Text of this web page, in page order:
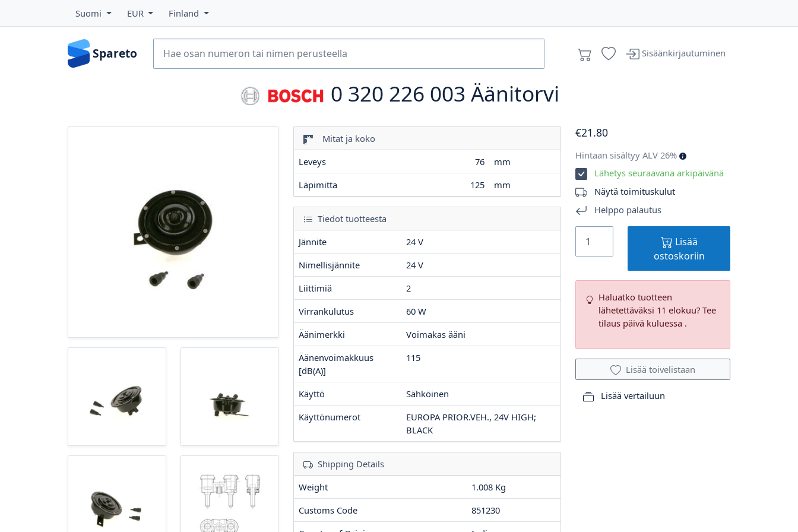
Suomi EUR Finland
Spareto Sisäänkirjautuminen
0 320 226 003 Äänitorvi
Mitat ja koko
Leveys
76
mm
Läpimitta
125 mm
Tiedot tuotteesta
Jännite
24V
Nimellisjännite
24V
Liittimiä
2
Virrankulutus
60 W
Äänimerkki
Voimakas ääni
Äänenvoimakkuus
[dB(A)]
115
Käyttö
Sähköinen
Käyttönumerot
EUROPA PRIOR.VEH., 24V HIGH;
BLACK
Shipping Details
Weight
1.008 Kg
Customs Code
851230
€21.80
Hintaan sisältyy ALV 26%
Lähetys seuraavana arkipäivänä
Näytä toimituskulut
Helppo palautus
Lisää
ostoskoriin
Haluatko tuotteen
lähetettäväksi 11 elokuu? Tee
tilaus päivä kuluessa .
Lisää toivelistaan
Lisää vertailuun